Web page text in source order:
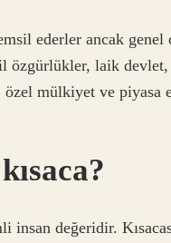
ederler ancak
özgürlükler, laik
mülkiyet ve
değeridir.